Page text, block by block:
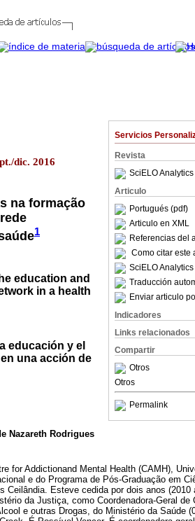
Servicios
Revista
SciELO Analytics
Articulo
Portugués (pdf)
Articulo en XML
Referencias del
Como citar este
SciELO Analytics
Traducción
Enviar articulo
Indicadores
Links relacionados
Compartir
Otros
Otros
Permalink
dic. 2016
na formação
1
education and
in a health
educación y el
una acción de
Nazareth Rodrigues
for Addictionand Mental Health (CAMH),
e do Programa de Pós-Graduação em
Esteve cedida por dois anos (2010
da Justiça, como Coordenadora-Geral de
e outras Drogas, do Ministério da Saúde